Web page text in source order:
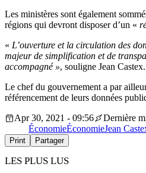
Les ministères sont également
régions qui devront disposer d’un «
« L’ouverture et la circulation des
majeur de simplification et de
accompagné », souligne Jean Castex.
Le chef du gouvernement a par
référencement de leurs données
Apr 30, 2021 - 09:56
Dernière
ÉconomieÉconomieJean
Print Partager
LES PLUS LUS